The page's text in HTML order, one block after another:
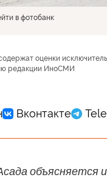
в фотобанк
оценки
редакции ИноСМИ
объясняется